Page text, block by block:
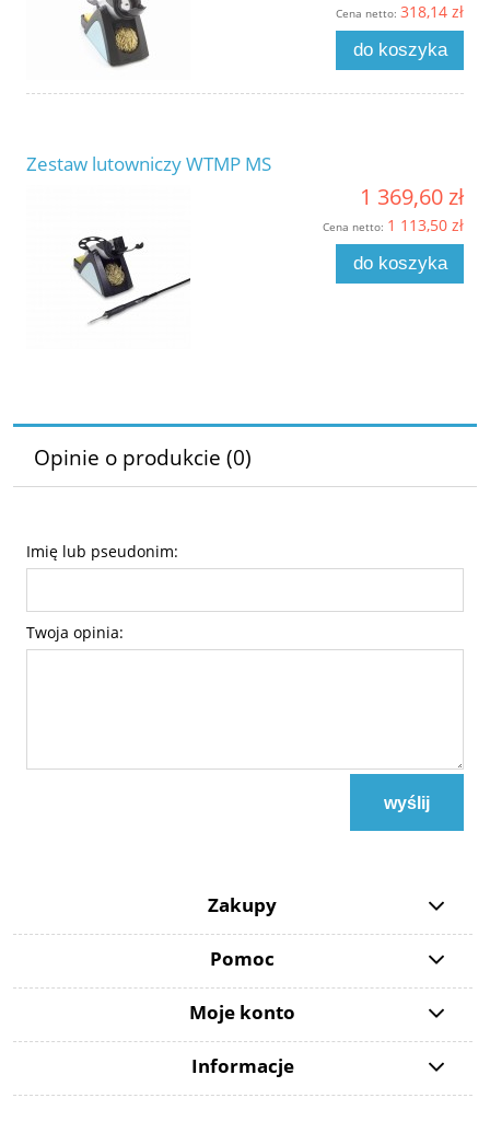
Cena netto: 318,14 zł
do koszyka
Zestaw lutowniczy WTMP MS
1 369,60 zł
Cena netto: 1 113,50 zł
do koszyka
Opinie o produkcie (0)
Imię lub pseudonim:
Twoja opinia:
wyślij
Zakupy
Pomoc
Moje konto
Informacje